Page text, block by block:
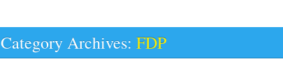
Category Archives: FDP